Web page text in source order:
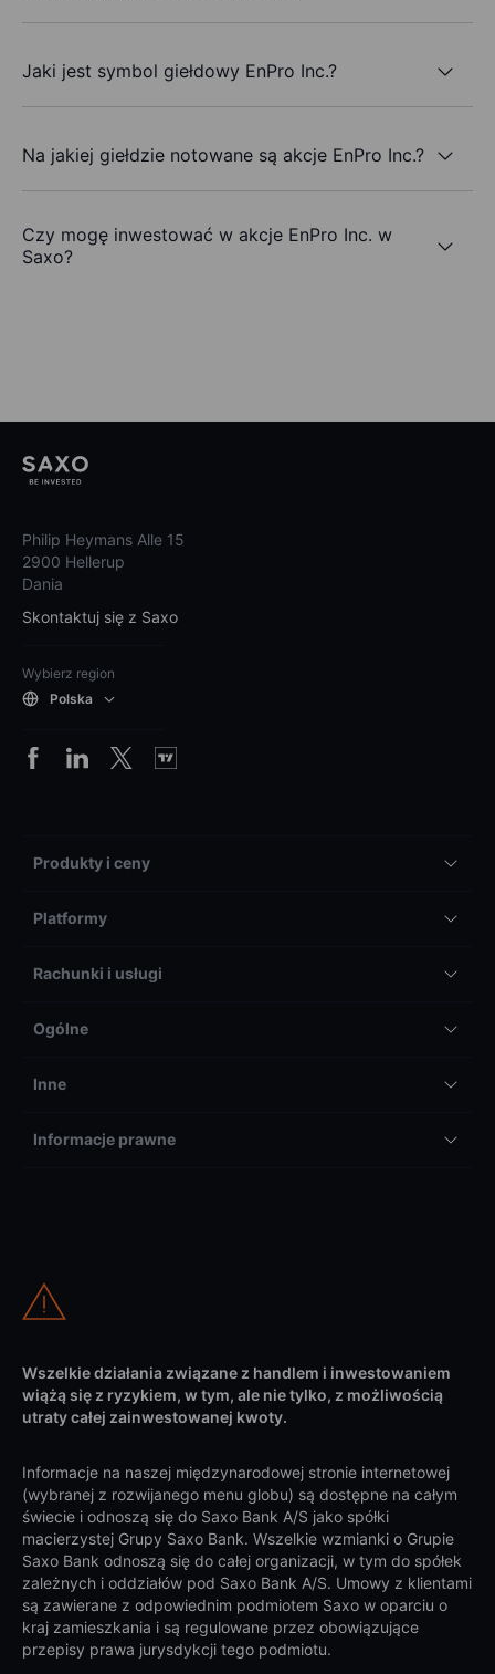
Jaki jest symbol giełdowy EnPro Inc.?
Na jakiej giełdzie notowane są akcje EnPro Inc.?
Czy mogę inwestować w akcje EnPro Inc. w
Saxo?
Philip Heymans Alle 15
2900 Hellerup
Dania
Skontaktuj się z Saxo
Wybierz region
Polska
Produkty i ceny
Platformy
Rachunki i usługi
Ogólne
Inne
Informacje prawne
Wszelkie działania związane z handlem i inwestowaniem
wiążą się z ryzykiem, w tym, ale nie tylko, z możliwością
utraty całej zainwestowanej kwoty.
Informacje na naszej międzynarodowej stronie internetowej
(wybranej z rozwijanego menu globu) są dostępne na całym
świecie i odnoszą się do Saxo Bank A/S jako spółki
macierzystej Grupy Saxo Bank. Wszelkie wzmianki o Grupie
Saxo Bank odnoszą się do całej organizacji, w tym do spółek
zależnych i oddziałów pod Saxo Bank A/S. Umowy z klientami
są zawierane z odpowiednim podmiotem Saxo w oparciu o
kraj zamieszkania i są regulowane przez obowiązujące
przepisy prawa jurysdykcji tego podmiotu.